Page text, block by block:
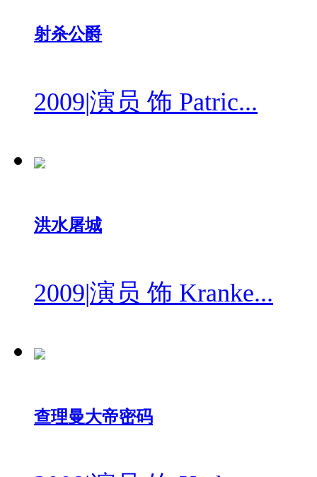
射杀公爵
2009|演员 饰 Patric...
洪水屠城
2009|演员 饰 Kranke...
查理曼大帝密码